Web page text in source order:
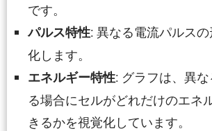
です。
パルス特性: 異なる電流パルス
化します。
エネルギー特性: グラフは、異
る場合にセルがどれだけのエネ
きるかを視覚化しています。